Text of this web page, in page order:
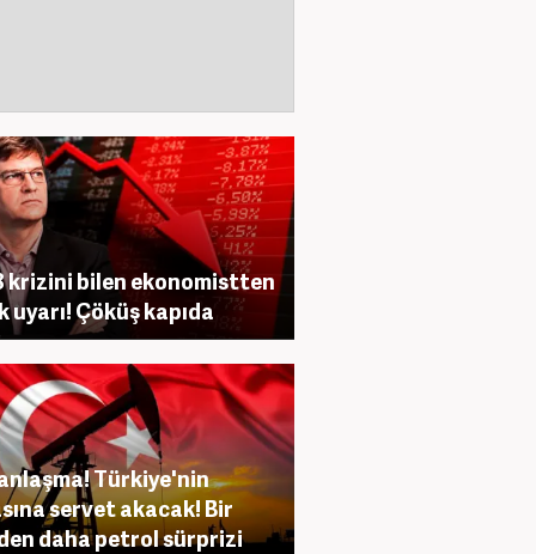
krizini bilen ekonomistten
Çöküş kapıda
Türkiye'nin
servet akacak! Bir
daha petrol sürprizi